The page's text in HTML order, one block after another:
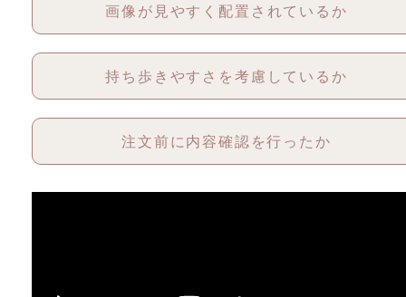
画像が見やすく配置されているか
持ち歩きやすさを考慮しているか
注文前に内容確認を行ったか